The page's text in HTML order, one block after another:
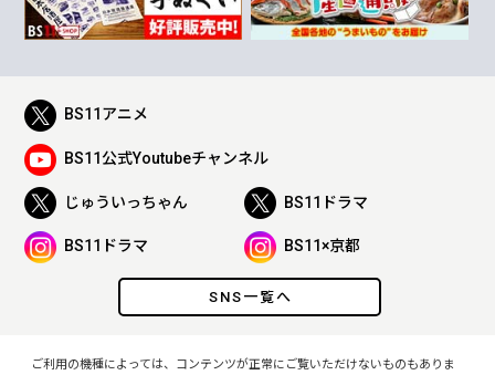
SNS一覧へ
BS11アニメ
BS11公式Youtubeチャンネル
じゅういっちゃん BS11ドラマ
BS11ドラマ BS11×京都
ご利用の機種によっては、コンテンツが正常にご覧いただけないものもありま